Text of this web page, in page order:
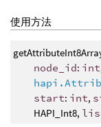
使用方法
node_id: int
start: int,
HAPI_Int8,